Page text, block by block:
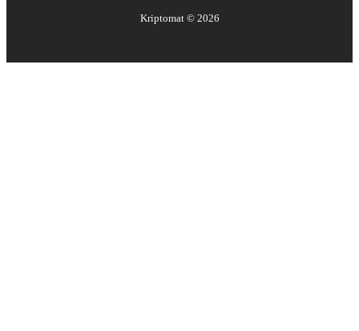
Kriptomat © 2026